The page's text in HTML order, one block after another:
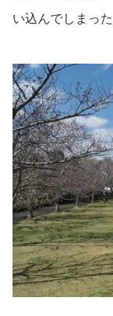
い込んでしまっ